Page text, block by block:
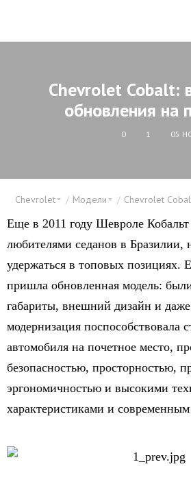
Chevrolet Cobalt:
обновления на
0 1 05
Chevrolet Модели Chevrolet
Еще в 2011 году Шевроле Кобальт
любителями седанов в Бразилии,
удержаться в топовых позициях.
пришла обновленная модель:
габариты, внешний дизайн и
модернизация поспособствовала
автомобиля на почетное место,
безопасностью, просторностью,
эргономичностью и высокими
характеристиками и современным